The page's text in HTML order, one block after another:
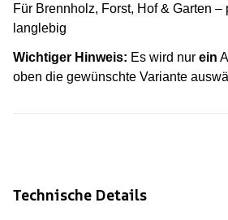
Für Brennholz, Forst, Hof & Garten –
langlebig
Wichtiger Hinweis: Es wird nur ein
oben die gewünschte Variante
Technische Details